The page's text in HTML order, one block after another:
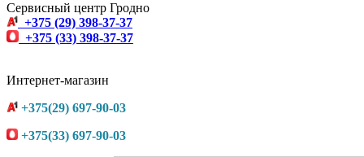
Сервисный центр Гродно
+375 (29) 398-37-37
+375 (33) 398-37-37
Интернет-магазин
+375(29) 697-90-03
+375(33) 697-90-03